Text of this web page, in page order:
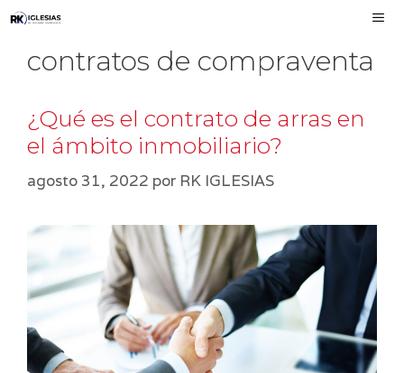
Saltar
contenido
contratos de compraventa
¿Qué es el contrato de arras en
el ámbito inmobiliario?
agosto 31, 2022 por RK IGLESIAS